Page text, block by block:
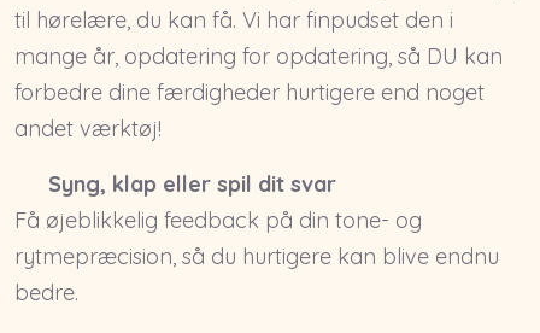
til hørelære, du kan få. Vi har finpudset den i
mange år, opdatering for opdatering, så DU kan
forbedre dine færdigheder hurtigere end noget
andet værktøj!
Syng, klap eller spil dit svar
Få øjeblikkelig feedback på din tone- og
rytmepræcision, så du hurtigere kan blive endnu
bedre.